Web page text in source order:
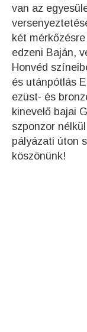
van az
két
edzeni Baján,
Honvéd
és utánpótlás
ezüst- és
kinevelő bajai
szponzor
pályázati úton
köszönünk!